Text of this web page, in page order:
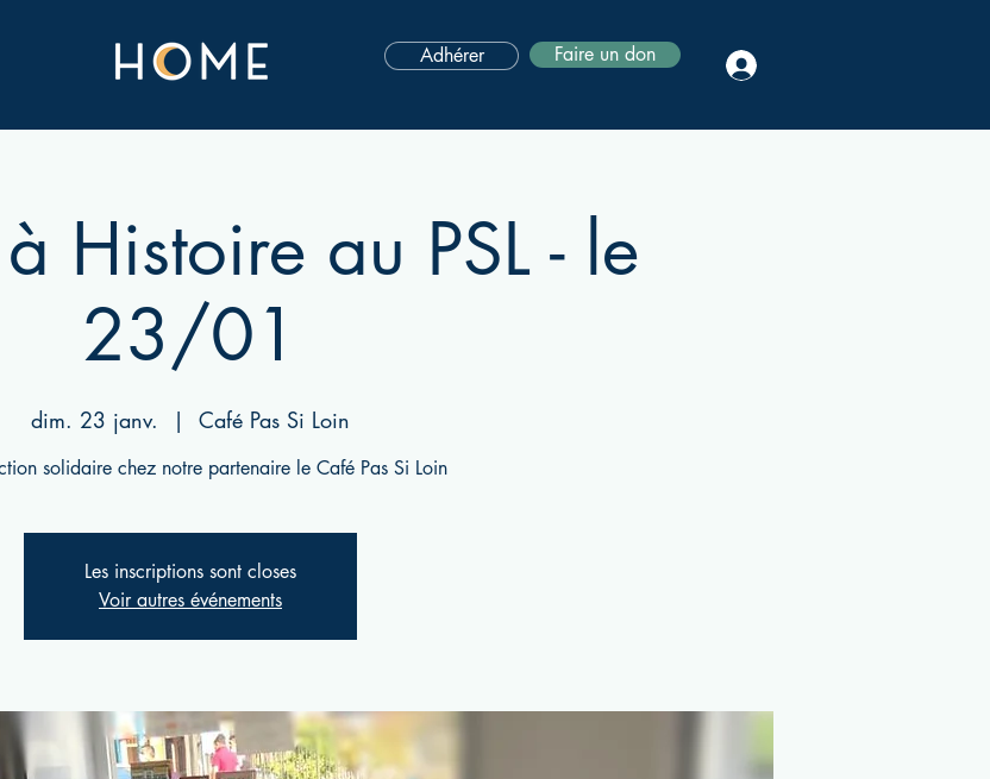
Adhérer Faire un don
Histoire au PSL - le
23/01
dim. 23 janv.
  |
Café Pas Si Loin
solidaire chez notre partenaire le Café Pas Si Loin
Les inscriptions sont closes
Voir autres événements